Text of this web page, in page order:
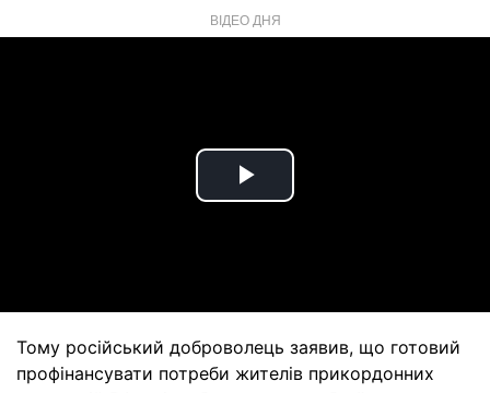
ВІДЕО ДНЯ
Play
Тому російський доброволець заявив, що готовий
профінансувати потреби жителів прикордонних